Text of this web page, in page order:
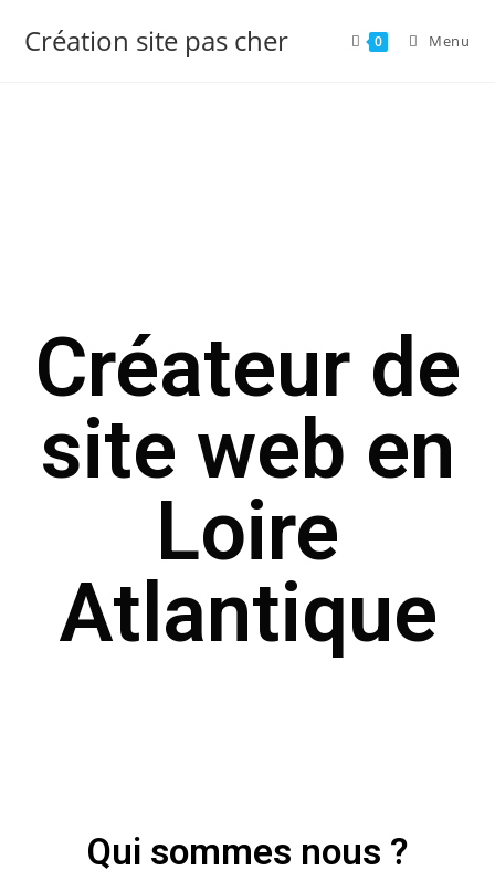
Création site pas cher 0 Menu
Créateur de
site web en
Loire
Atlantique
Qui sommes nous ?